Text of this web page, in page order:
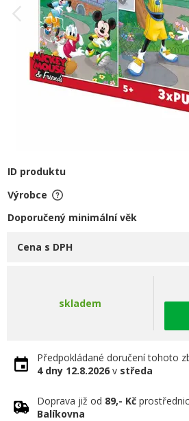
ID produktu
Výrobce
Doporučený minimální věk
Cena s DPH
skladem
Předpokládané doručení tohoto
4 dny 12.8.2026 v středa
Doprava již od 89,- Kč
Balíkovna